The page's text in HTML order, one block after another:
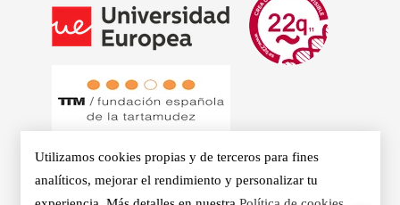
Utilizamos cookies propias y de terceros para fines
analíticos, mejorar el rendimiento y personalizar tu